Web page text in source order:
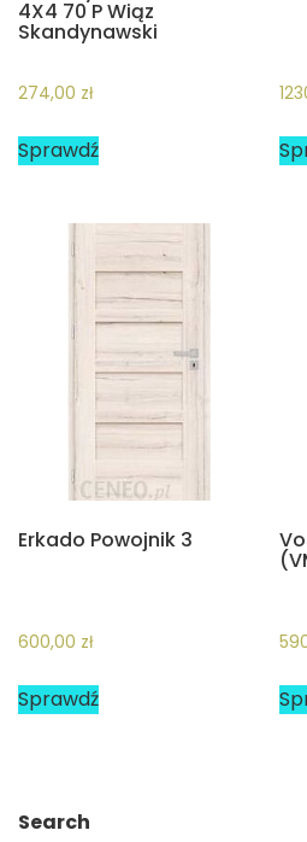
4X4 70 P Wiąz
Skandynawski
274,00 zł
Sprawdź
Erkado Powojnik 3
600,00 zł
Sprawdź
Search